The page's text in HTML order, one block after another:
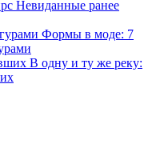
Невиданные ранее
Формы в моде: 7
В одну и ту же реку: